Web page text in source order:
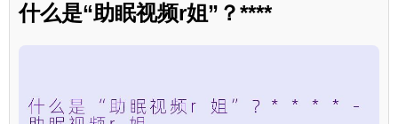
什么是“助眠视频r姐”？****